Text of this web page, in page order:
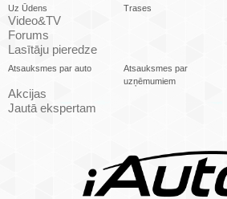
Uz Ūdens
Trases
Video&TV
Forums
Lasītāju pieredze
Atsauksmes par auto
Atsauksmes par
uzņēmumiem
Akcijas
Jautā ekspertam